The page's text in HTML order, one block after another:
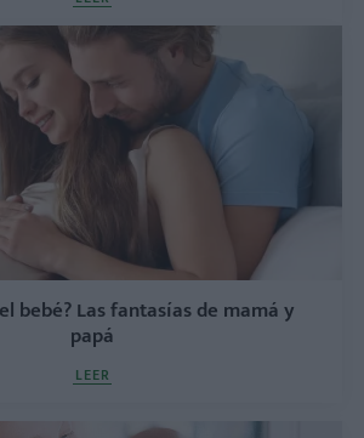
bebé? Las fantasías de mamá y
papá
LEER